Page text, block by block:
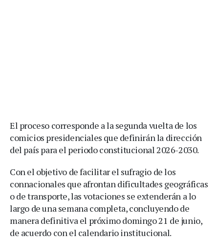
El proceso corresponde a la segunda vuelta de los
comicios presidenciales que definirán la dirección
del país para el periodo constitucional 2026-2030.
Con el objetivo de facilitar el sufragio de los
connacionales que afrontan dificultades geográficas
o de transporte, las votaciones se extenderán a lo
largo de una semana completa, concluyendo de
manera definitiva el próximo domingo 21 de junio,
de acuerdo con el calendario institucional.